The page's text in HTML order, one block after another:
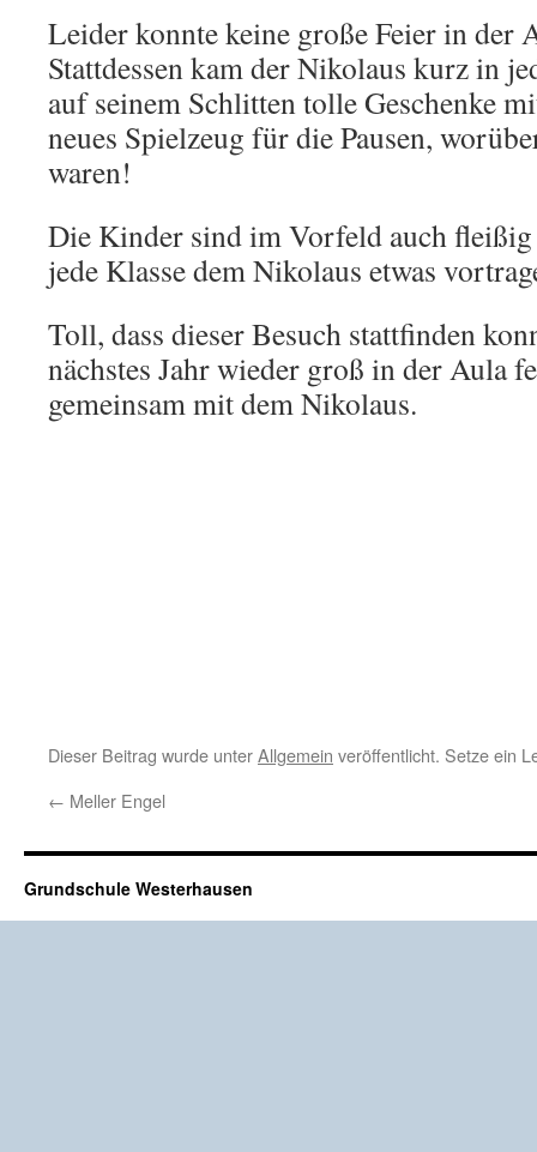
Leider konnte keine große Feier in der
Stattdessen kam der Nikolaus kurz in
auf seinem Schlitten tolle Geschenke
neues Spielzeug für die Pausen,
waren!
Die Kinder sind im Vorfeld auch fleißig
jede Klasse dem Nikolaus etwas
Toll, dass dieser Besuch stattfinden
nächstes Jahr wieder groß in der Aula
gemeinsam mit dem Nikolaus.
Dieser Beitrag wurde unterAllgemein veröffentlicht. Setze ein
← Meller Engel
Grundschule Westerhausen